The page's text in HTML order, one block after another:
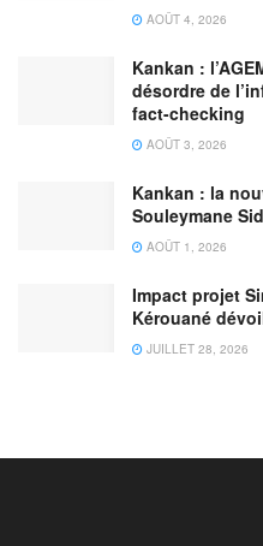
AOÛT 4, 2026
Kankan :
désordre de
fact-checking
AOÛT 3, 2026
Kankan : la
Souleymane
AOÛT 1, 2026
Impact projet
Kérouané
JUILLET 28, 2026